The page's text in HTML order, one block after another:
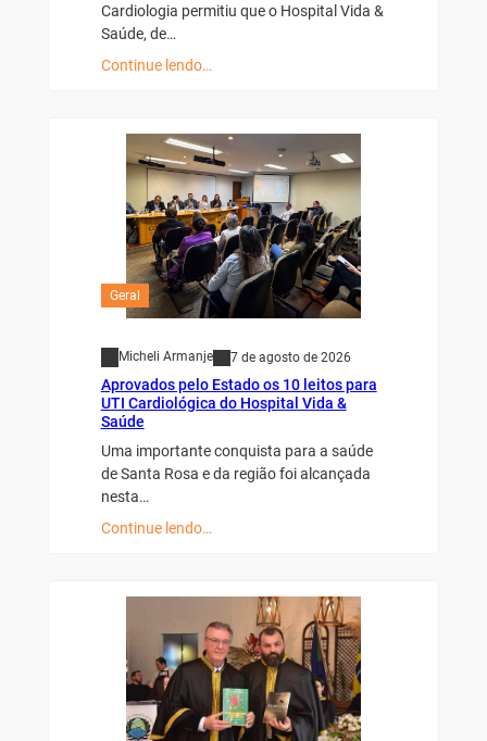
Cardiologia permitiu que o Hospital Vida &
Saúde, de…
Continue lendo…
Geral
Micheli Armanje 7 de agosto de 2026
Aprovados pelo Estado os 10 leitos para
UTI Cardiológica do Hospital Vida &
Saúde
Uma importante conquista para a saúde
de Santa Rosa e da região foi alcançada
nesta…
Continue lendo…